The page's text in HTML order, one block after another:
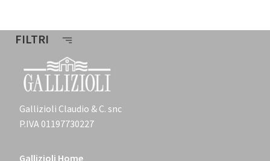
FILTRI
Gallizioli Claudio & C. snc
P.IVA 01197730227
Gallizioli Home